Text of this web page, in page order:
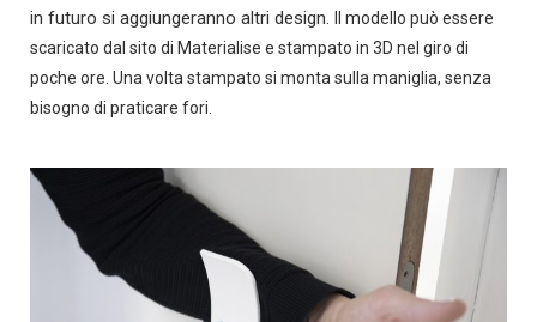
in futuro si aggiungeranno altri design.
Il modello può essere
scaricato dal sito di Materialise e stampato in 3D nel giro di
poche ore. Una volta stampato si monta sulla maniglia, senza
bisogno di praticare fori.